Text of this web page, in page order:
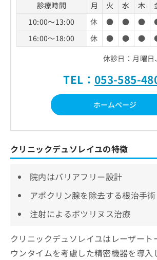
診療時間 月 火 水 木
10:00～13:00
休 ● ● ●
16:00～18:00
休 ● ● ●
休診日：月曜日
TEL： 053-585-
ホームページ
クリニックデュソレイユの特徴
院内はバリアフリー設計
アポクリン腺を除去する根治手術
注射によるボツリヌス治療
クリニックデュソレイユはレーザート
ウンタイムを考慮した精密機器を導入